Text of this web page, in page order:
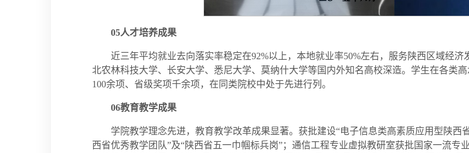
05人才培养成果
近三年平均就业去向落实率稳定在92%以上，本地就业率50%左右，服务陕西区域经
北农林科技大学、长安大学、悉尼大学、莫纳什大学等国内外知名高校深造。学生在各类
100余项、省级奖项千余项，在同类院校中处于先进行列。
06教育教学成果
学院教学理念先进，教育教学改革成果显著。获批建设“电子信息类高素质应用型陕西
西省优秀教学团队”及“陕西省五一巾帼标兵岗”；通信工程专业虚拟教研室获批国家一流专